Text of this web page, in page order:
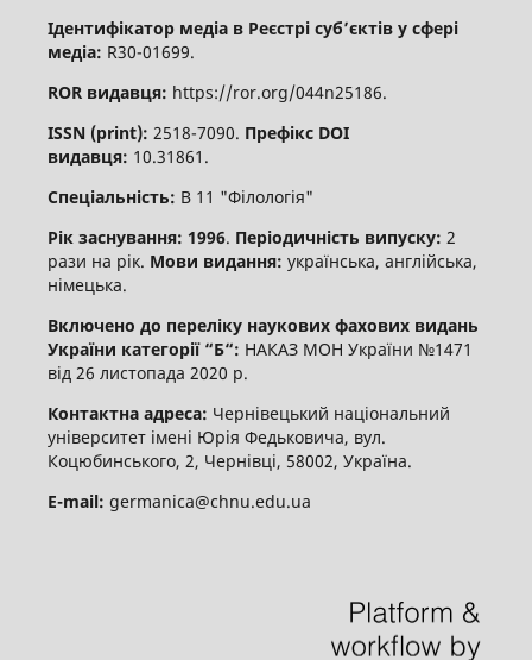
Ідентифікатор медіа в Реєстрі суб’єктів у сфері
медіа: R30-01699.
ROR видавця: https://ror.org/044n25186.
ISSN (print): 2518-7090. Префікс DOI
видавця: 10.31861.
Спеціальність: В 11 "Філологія"
Рік заснування: 1996. Періодичність випуску: 2
рази на рік. Мови видання: українська, англійська,
німецька.
Включено до переліку наукових фахових видань
України категорії “Б“: НАКАЗ МОН України №1471
від 26 листопада 2020 р.
Контактна адреса: Чернівецький національний
університет імені Юрія Федьковича, вул.
Коцюбинського, 2, Чернівці, 58002, Україна.
E-mail: germanica@chnu.edu.ua